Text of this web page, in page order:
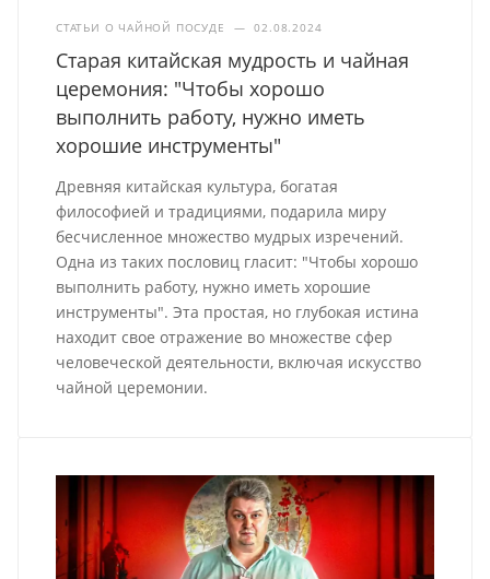
СТАТЬИ О ЧАЙНОЙ ПОСУДЕ — 02.08.2024
Старая китайская мудрость и чайная
церемония: "Чтобы хорошо
выполнить работу, нужно иметь
хорошие инструменты"
Древняя китайская культура, богатая
философией и традициями, подарила миру
бесчисленное множество мудрых изречений.
Одна из таких пословиц гласит: "Чтобы хорошо
выполнить работу, нужно иметь хорошие
инструменты". Эта простая, но глубокая истина
находит свое отражение во множестве сфер
человеческой деятельности, включая искусство
чайной церемонии.